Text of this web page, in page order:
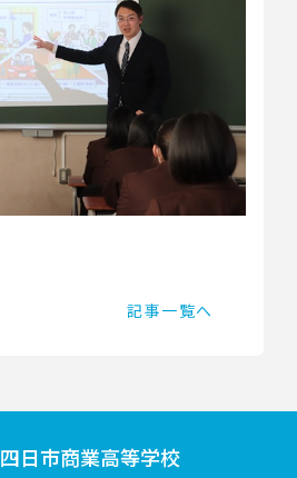
記事一覧へ
四日市商業高等学校